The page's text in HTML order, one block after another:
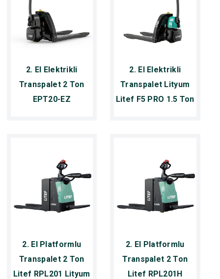
2. El Elektrikli
Transpalet 2 Ton
EPT20-EZ
2. El Elektrikli
Transpalet Lityum
Litef F5 PRO 1.5 Ton
2. El Platformlu
Transpalet 2 Ton
Litef RPL201 Lityum
2. El Platformlu
Transpalet 2 Ton
Litef RPL201H